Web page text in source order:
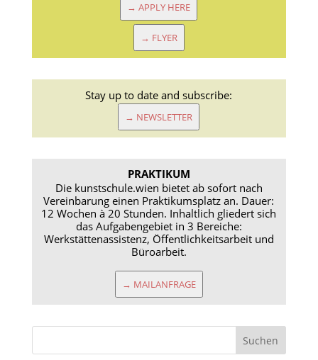
→ APPLY HERE
→ FLYER
Stay up to date and subscribe:
→ NEWSLETTER
PRAKTIKUM
Die kunstschule.wien bietet ab sofort nach
Vereinbarung einen Praktikumsplatz an. Dauer:
12 Wochen à 20 Stunden. Inhaltlich gliedert sich
das Aufgabengebiet in 3 Bereiche:
Werkstättenassistenz, Öffentlichkeitsarbeit und
Büroarbeit.
→ MAILANFRAGE